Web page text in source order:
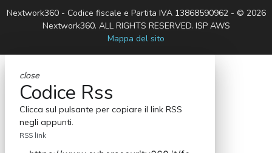
Nextwork360 - Codice fiscale e Partita IVA 13868590962 - © 2026
Nextwork360. ALL RIGHTS RESERVED. ISP AWS
Mappa del sito
close
Codice Rss
Clicca sul pulsante per copiare il link RSS
negli appunti.
RSS link